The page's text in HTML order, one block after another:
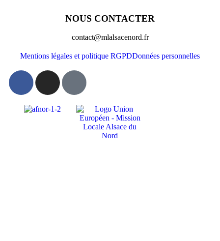
NOUS CONTACTER
contact@mlalsacenord.fr
Mentions légales et politique RGPDDonnées personnelles